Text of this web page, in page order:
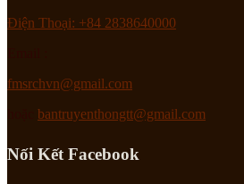
Điện Thoại: +84 2838640000
fmsrchvn@gmail.com
bantruyenthongtt@gmail.com
Nối Kết Facebook